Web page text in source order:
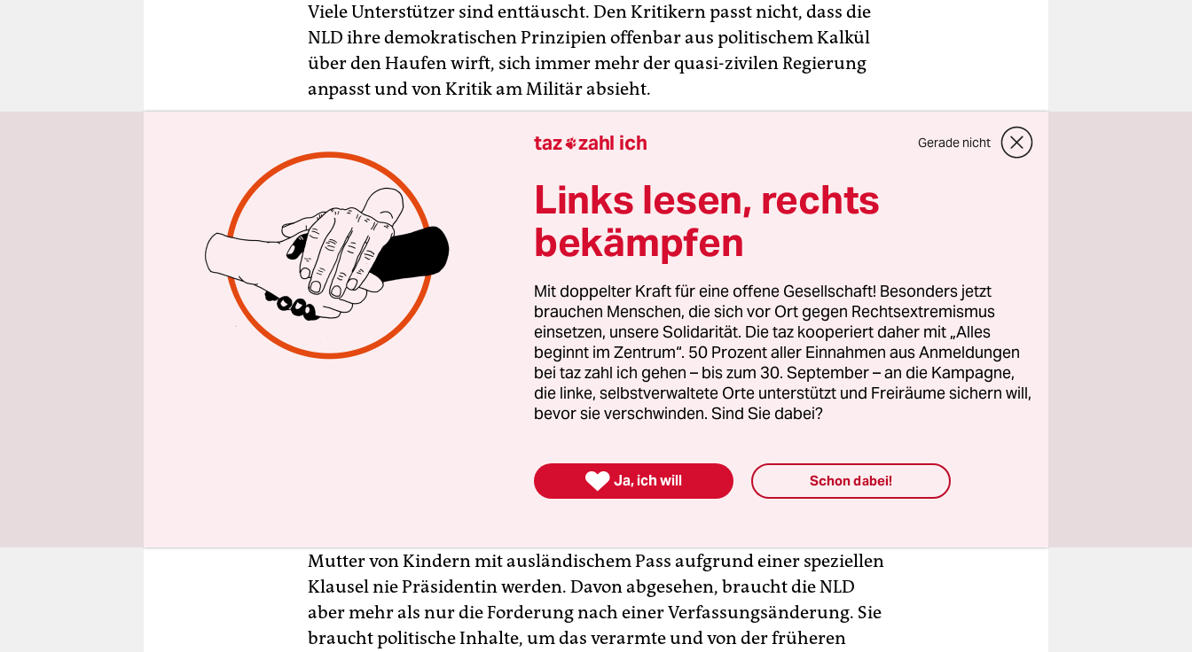
Viele Unterstützer sind enttäuscht. Den Kritikern passt nicht, dass die
NLD ihre demokratischen Prinzipien offenbar aus politischem Kalkül
über den Haufen wirft, sich immer mehr der quasi-zivilen Regierung
anpasst und von Kritik am Militär absieht.
Es stimmt: Ohne die Zustimmung des Militärs wird es keine
Änderungen an der Verfassung geben, die die Vormachtstellung der
Mutter von Kindern mit ausländischem Pass aufgrund einer speziellen
Klausel nie Präsidentin werden. Davon abgesehen, braucht die NLD
aber mehr als nur die Forderung nach einer Verfassungsänderung. Sie
braucht politische Inhalte, um das verarmte und von der früheren
taz zahl ich Gerade nicht
Links lesen, rechts
bekämpfen
Mit doppelter Kraft für eine offene Gesellschaft! Besonders jetzt
brauchen Menschen, die sich vor Ort gegen Rechtsextremismus
einsetzen, unsere Solidarität. Die taz kooperiert daher mit „Alles
beginnt im Zentrum“. 50 Prozent aller Einnahmen aus Anmeldungen
bei taz zahl ich gehen – bis zum 30. September – an die Kampagne,
die linke, selbstverwaltete Orte unterstützt und Freiräume sichern will,
bevor sie verschwinden. Sind Sie dabei?
 Ja, ich will Schon dabei!